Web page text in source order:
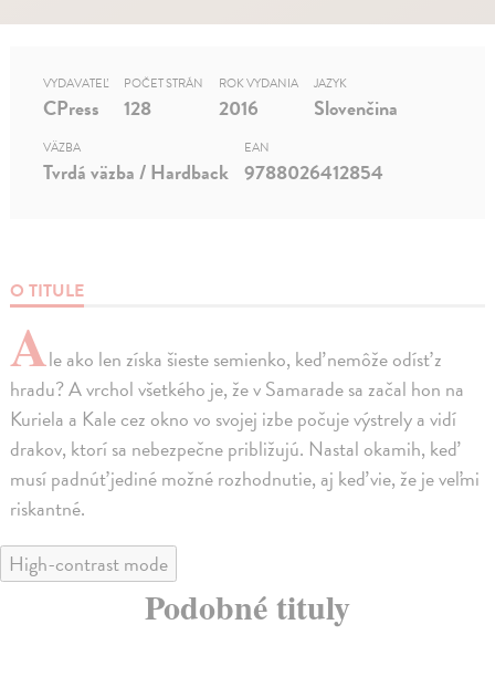
O TITULE
Ale ako len získa šieste semienko, keď nemôže odísť z
hradu? A vrchol všetkého je, že v Samarade sa začal hon na
Kuriela a Kale cez okno vo svojej izbe počuje výstrely a vidí
drakov, ktorí sa nebezpečne približujú. Nastal okamih, keď
musí padnúť jediné možné rozhodnutie, aj keď vie, že je veľmi
riskantné.
VYDAVATEĽ
CPress
POČET STRÁN
128
ROK VYDANIA
2016
JAZYK
Slovenčina
VÄZBA
Tvrdá väzba / Hardback
EAN
9788026412854
High-contrast mode
Podobné tituly